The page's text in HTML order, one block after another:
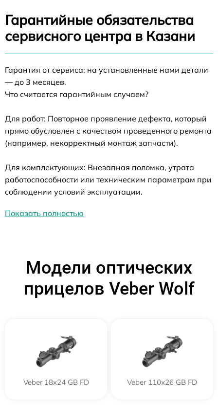
Гарантийные обязательства
сервисного центра в Казани
Гарантия от сервиса: на установленные нами детали
— до 3 месяцев.
Что считается гарантийным случаем?
Для работ: Повторное проявление дефекта, который
прямо обусловлен с качеством проведенного ремонта
(например, некорректный монтаж запчасти).
Для комплектующих: Внезапная поломка, утрата
работоспособности или техническим параметрам при
соблюдении условий эксплуатации.
Показать полностью
Модели оптических
прицелов Veber Wolf
Veber 18x24 GB FD Veber 110х26 GB FD